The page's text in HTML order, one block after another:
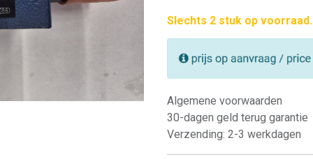
Slechts 2 stuk op voorraad.
Algemene voorwaarden
30-dagen geld terug garantie
Verzending: 2-3 werkdagen